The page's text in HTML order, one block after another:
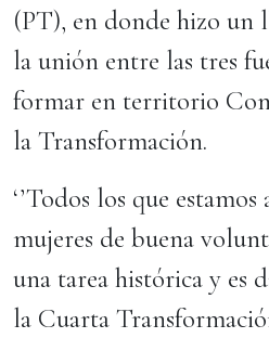
(PT), en donde hizo un
la unión entre las tres
formar en territorio
la Transformación.
‘’Todos los que
mujeres de buena
una tarea histórica y es
la Cuarta